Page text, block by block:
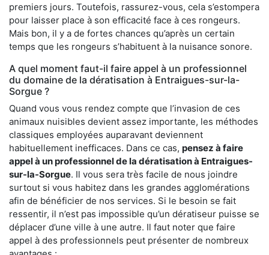
premiers jours. Toutefois, rassurez-vous, cela s’estompera
pour laisser place à son efficacité face à ces rongeurs.
Mais bon, il y a de fortes chances qu’après un certain
temps que les rongeurs s’habituent à la nuisance sonore.
A quel moment faut-il faire appel à un professionnel
du domaine de la dératisation à Entraigues-sur-la-
Sorgue ?
Quand vous vous rendez compte que l’invasion de ces
animaux nuisibles devient assez importante, les méthodes
classiques employées auparavant deviennent
habituellement inefficaces. Dans ce cas, pensez à faire
appel à un professionnel de la dératisation à Entraigues-
sur-la-Sorgue. Il vous sera très facile de nous joindre
surtout si vous habitez dans les grandes agglomérations
afin de bénéficier de nos services. Si le besoin se fait
ressentir, il n’est pas impossible qu’un dératiseur puisse se
déplacer d’une ville à une autre. Il faut noter que faire
appel à des professionnels peut présenter de nombreux